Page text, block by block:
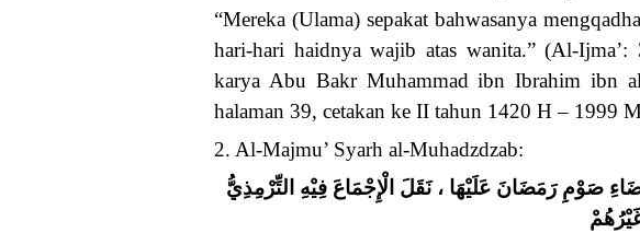
“Mereka (Ulama) sepakat bahwasanya
hari-hari haidnya wajib atas wanita.” (Al-
karya Abu Bakr Muhammad ibn Ibrahim ibn
halaman 39, cetakan ke II tahun 1420 H – 1999
2. Al-Majmu’ Syarh al-Muhadzdzab:
صَوْمِ رَمَضَانَ عَلَيْهَا ، نَقَلَ الْإِجْمَاعَ فِيْهِ التِّرْمِذِيُّ